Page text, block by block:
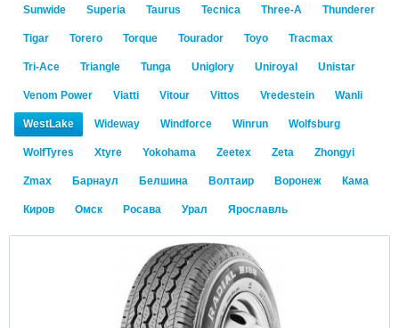
Sunwide Superia Taurus Tecnica Three-A Thunderer
Tigar Torero Torque Tourador Toyo Tracmax
Tri-Ace Triangle Tunga Uniglory Uniroyal Unistar
Venom Power Viatti Vitour Vittos Vredestein Wanli
WestLake Wideway Windforce Winrun Wolfsburg
WolfTyres Xtyre Yokohama Zeetex Zeta Zhongyi
Zmax Барнаул Белшина Волтаир Воронеж Кама
Киров Омск Росава Урал Ярославль